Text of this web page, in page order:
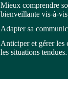
Mieux comprendre
bienveillante vis-à-
Adapter sa
Anticiper et gérer les
les situations tendues.